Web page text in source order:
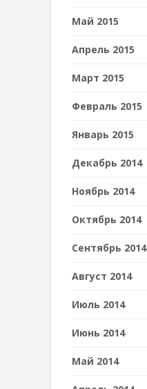
Май 2015
Апрель 2015
Март 2015
Февраль 2015
Январь 2015
Декабрь 2014
Ноябрь 2014
Октябрь 2014
Сентябрь 2014
Август 2014
Июль 2014
Июнь 2014
Май 2014